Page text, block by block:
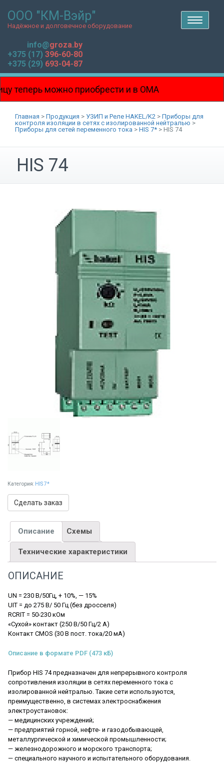
ООО "КМ-Вэйр"
Надёжное и долговечное оборудование
T
o
g
a
t
info@groza.by
+375 (17) 396-60-80
+375 (29) 693-04-87
можно приобрести и в ОМА
на Боровой!!!
Главная > Продукция > УЗИП и Реле HAKEL/K2 > Приборы для
контроля изоляции в сетях с изолированной нейтралью >
Приборы для сетей переменного тока > HIS 7* > HIS 74
HIS 74
Категория: HIS 7*
Сделать заказ
Описание Схемы
Технические характеристики
ОПИСАНИЕ
UN = 230 В/50Гц, + 10%, — 15%
UIT = до 275 В/ 50 Гц (без дросселя)
RCRIT = 50-230 кОм
«Сухой» контакт (250 В/50 Гц/2 А)
Контакт CMOS (30 В пост. тока/20 мА)
Описание в формате PDF (473 кБ)
Прибор HIS 74 предназначен для непрерывного контроля
сопротивления изоляции в сетях переменного тока с
изолированной нейтралью. Такие сети используются,
преимущественно, в системах электроснабжения
электроустановок:
— медицинских учреждений;
— предприятий горной, нефте- и газодобывающей,
металлургической и химической промышленности;
— железнодорожного и морского транспорта;
— специального научного и испытательного оборудования.